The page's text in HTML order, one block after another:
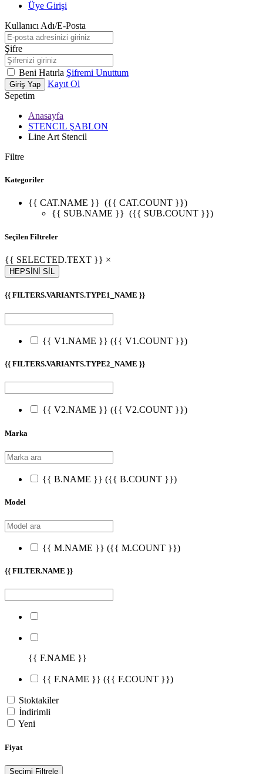
Üye Girişi
Kullanıcı Adı/E-Posta
Şifre
Beni Hatırla Şifremi Unuttum
Giriş Yap
Kayıt Ol
Sepetim
Anasayfa
STENCIL ŞABLON
Line Art Stencil
Filtre
Kategoriler
{{ CAT.NAME }} ({{ CAT.COUNT }})
{{ SUB.NAME }} ({{ SUB.COUNT }})
Seçilen Filtreler
{{ SELECTED.TEXT }} ×
HEPSİNİ SİL
{{ FILTERS.VARIANTS.TYPE1_NAME }}
{{ V1.NAME }} ({{ V1.COUNT }})
{{ FILTERS.VARIANTS.TYPE2_NAME }}
{{ V2.NAME }} ({{ V2.COUNT }})
Marka
{{ B.NAME }} ({{ B.COUNT }})
Model
{{ M.NAME }} ({{ M.COUNT }})
{{ FILTER.NAME }}
{{ F.NAME }}
{{ F.NAME }} ({{ F.COUNT }})
Stoktakiler
İndirimli
Yeni
Fiyat
Seçimi Filtrele